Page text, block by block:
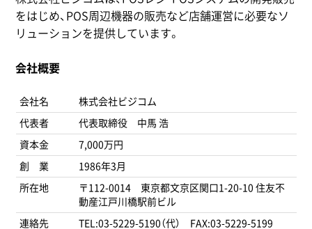
をはじめ、POS周辺機器の販売など店舗運営に必要なソ
リューションを提供しています。
会社概要
会社名 株式会社ビジコム
代表者 代表取締役 中馬 浩
資本金 7,000万円
創 業 1986年3月
所在地
〒112-0014 東京都文京区関口1-20-10 住友不
動産江戸川橋駅前ビル
連絡先 TEL:03-5229-5190（代） FAX:03-5229-5199